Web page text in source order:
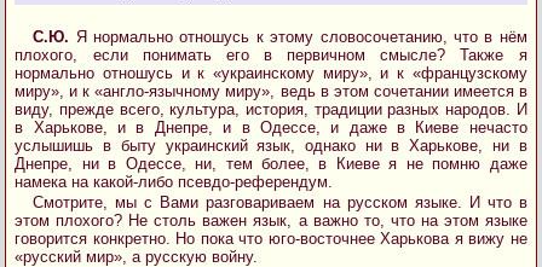
С.Ю. Я нормально отношусь к этому словосочетанию, что в нём
плохого, если понимать его в первичном смысле? Также я
нормально отношусь и к «украинскому миру», и к «французскому
миру», и к «англо-язычному миру», ведь в этом сочетании имеется в
виду, прежде всего, культура, история, традиции разных народов. И
в Харькове, и в Днепре, и в Одессе, и даже в Киеве нечасто
услышишь в быту украинский язык, однако ни в Харькове, ни в
Днепре, ни в Одессе, ни, тем более, в Киеве я не помню даже
намека на какой-либо псевдо-референдум.
Смотрите, мы с Вами разговариваем на русском языке. И что в
этом плохого? Не столь важен язык, а важно то, что на этом языке
говорится конкретно. Но пока что юго-восточнее Харькова я вижу не
«русский мир», а русскую войну.